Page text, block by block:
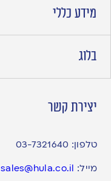
מידע כללי
בלוג
יצירת קשר
טלפון: 03-7321640
מייל: sales@hula.co.il